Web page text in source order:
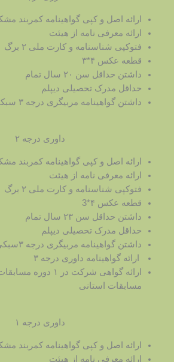
ارائه اصل و کپی گواهینامه کمربند مشکی دان ۱
ارائه معرفی نامه از هیئت
فتوکپی شناسنامه و کارت ملی ۲ برگ
قطعه عکس ۴*۳
داشتن حداقل سن ۲۰ سال تمام
حداقل مدرک تحصیلی دیپلم
داشتن گواهینامه مربیگری درجه ۳ سبکی
داوری درجه ۲
ارائه اصل و کپی گواهینامه کمربند مشکی دان ۲
ارائه معرفی نامه از هیئت
فتوکپی شناسنامه و کارت ملی ۲ برگ
قطعه عکس ۴*3
داشتن حداقل سن ۲۳ سال تمام
حداقل مدرک تحصیلی دیپلم
داشتن گواهینامه مربیگری درجه ۳سبکی
ارائه گواهینامه داوری درجه ۳
مسابقات استانی
داوری درجه ۱
ارائه اصل و کپی گواهینامه کمربند مشکی دان ۳
ارائه معرفی نامه از هیئت